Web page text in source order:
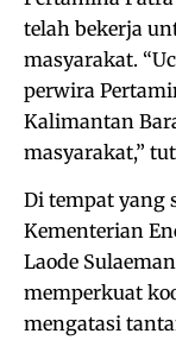
telah bekerja
masyarakat.
perwira
Kalimantan
masyarakat,”
Di tempat yang
Kementerian
Laode
memperkuat
mengatasi